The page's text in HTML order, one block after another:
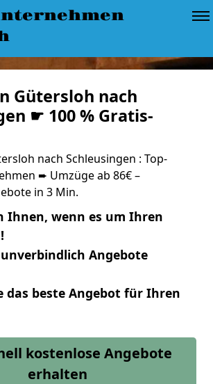
Gütersloh nach
☛ 100 % Gratis-
nach Schleusingen : Top-
➨ Umzüge ab 86€ –
in 3 Min.
Ihnen, wenn es um Ihren
Angebote
das beste Angebot für Ihren
kostenlose Angebote
erhalten